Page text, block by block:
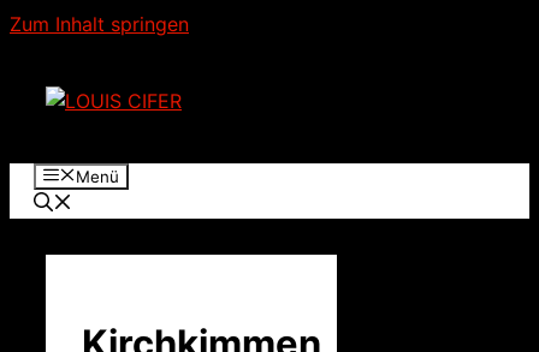
Zum Inhalt springen
Menü
Kirchkimmen